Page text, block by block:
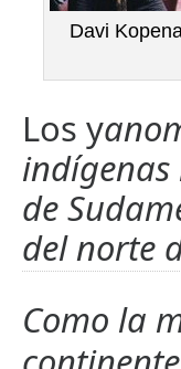
Davi
Los y
indígenas
de
del norte
Como la